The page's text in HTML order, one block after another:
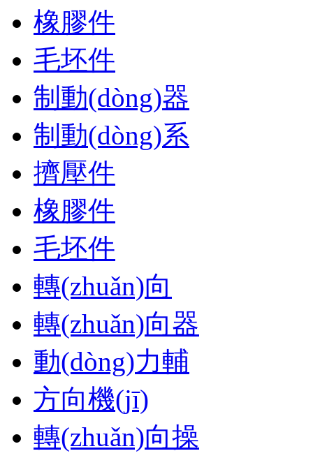
橡膠件
毛坯件
制動(dòng)器
制動(dòng)系
擠壓件
橡膠件
毛坯件
轉(zhuǎn)向
轉(zhuǎn)向器
動(dòng)力輔
方向機(jī)
轉(zhuǎn)向操